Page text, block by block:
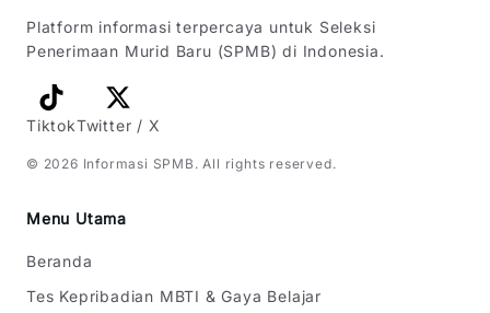
Platform informasi terpercaya untuk Seleksi
Penerimaan Murid Baru (SPMB) di Indonesia.
TiktokTwitter / X
© 2026 Informasi SPMB . All rights reserved.
Menu Utama
Beranda
Tes Kepribadian MBTI & Gaya Belajar